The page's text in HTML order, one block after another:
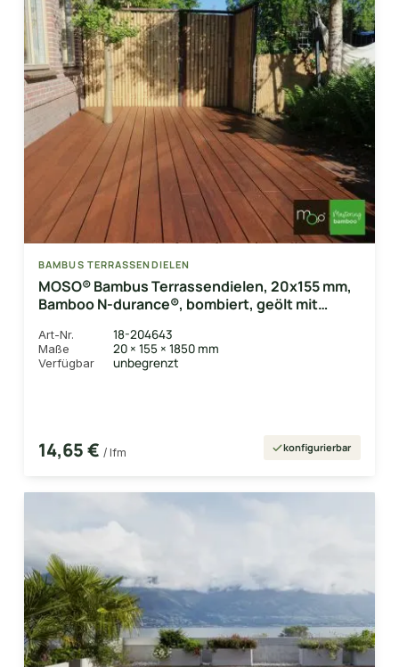
BAMBUS TERRASSENDIELEN
MOSO® Bambus Terrassendielen, 20x155 mm,
Bamboo N-durance®, bombiert, geölt mit
Art-Nr. 18-204643
Maße 20 × 155 × 1850 mm
Verfügbar unbegrenzt
14,65 € / lfm konfigurierbar